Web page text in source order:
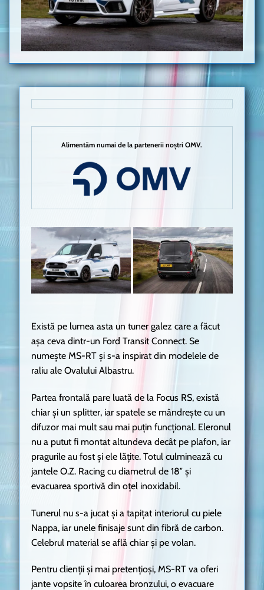
Alimentăm numai de la partenerii noștri OMV.
Există pe lumea asta un tuner galez care a făcut
așa ceva dintr-un Ford Transit Connect. Se
numește MS-RT și s-a inspirat din modelele de
raliu ale Ovalului Albastru.
Partea frontală pare luată de la Focus RS, există
chiar și un splitter, iar spatele se mândrește cu un
difuzor mai mult sau mai puțin funcțional. Eleronul
nu a putut fi montat altundeva decât pe plafon, iar
pragurile au fost și ele lățite. Totul culminează cu
jantele O.Z. Racing cu diametrul de 18″ și
evacuarea sportivă din oțel inoxidabil.
Tunerul nu s-a jucat și a tapițat interiorul cu piele
Nappa, iar unele finisaje sunt din fibră de carbon.
Celebrul material se află chiar și pe volan.
Pentru clienții și mai pretențioși, MS-RT va oferi
jante vopsite în culoarea bronzului, o evacuare